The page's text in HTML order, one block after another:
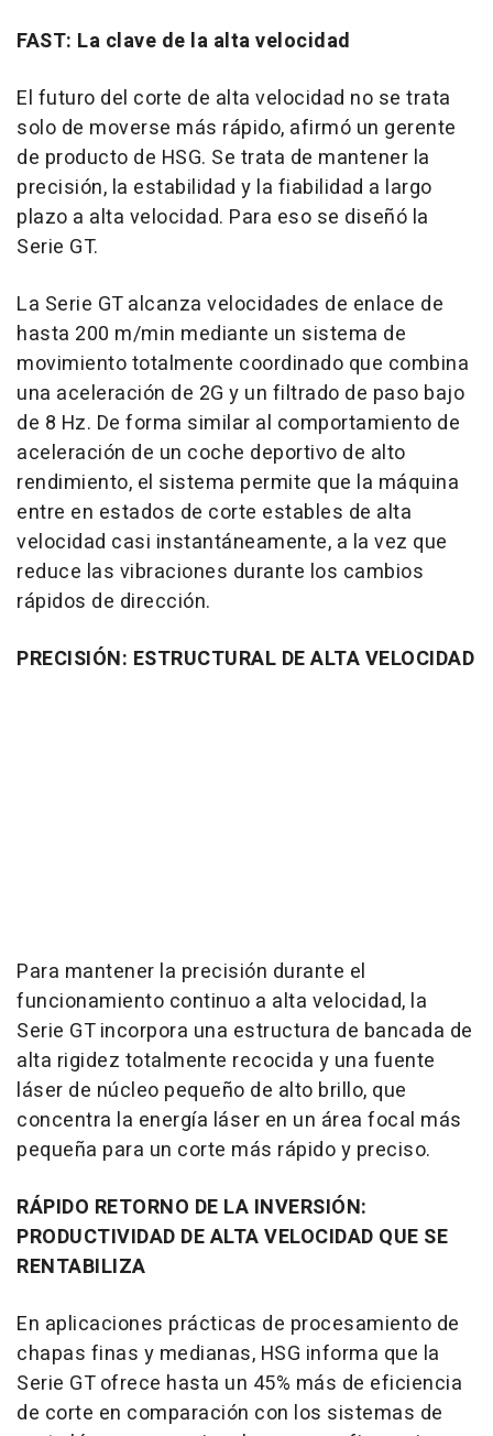
FAST: La clave de la alta velocidad
El futuro del corte de alta velocidad no se trata
solo de moverse más rápido, afirmó un gerente
de producto de HSG. Se trata de mantener la
precisión, la estabilidad y la fiabilidad a largo
plazo a alta velocidad. Para eso se diseñó la
Serie GT.
La Serie GT alcanza velocidades de enlace de
hasta 200 m/min mediante un sistema de
movimiento totalmente coordinado que combina
una aceleración de 2G y un filtrado de paso bajo
de 8 Hz. De forma similar al comportamiento de
aceleración de un coche deportivo de alto
rendimiento, el sistema permite que la máquina
entre en estados de corte estables de alta
velocidad casi instantáneamente, a la vez que
reduce las vibraciones durante los cambios
rápidos de dirección.
PRECISIÓN: ESTRUCTURAL DE ALTA VELOCIDAD
Para mantener la precisión durante el
funcionamiento continuo a alta velocidad, la
Serie GT incorpora una estructura de bancada de
alta rigidez totalmente recocida y una fuente
láser de núcleo pequeño de alto brillo, que
concentra la energía láser en un área focal más
pequeña para un corte más rápido y preciso.
RÁPIDO RETORNO DE LA INVERSIÓN:
PRODUCTIVIDAD DE ALTA VELOCIDAD QUE SE
RENTABILIZA
En aplicaciones prácticas de procesamiento de
chapas finas y medianas, HSG informa que la
Serie GT ofrece hasta un 45% más de eficiencia
de corte en comparación con los sistemas de